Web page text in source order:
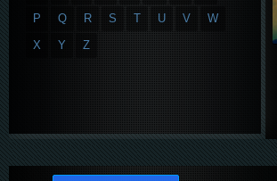
P
Q R S T U V
W
X
Y Z